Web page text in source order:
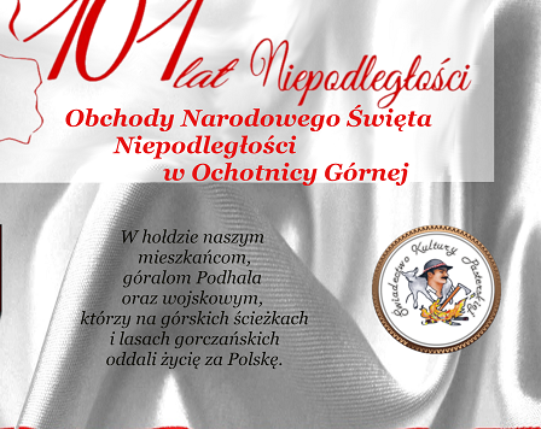
pasterskiego, 24 czerwiec 2017